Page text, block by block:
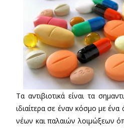
Τα αντιβιοτικά είναι τα
ιδιαίτερα σε έναν κόσμο με
νέων και παλαιών λοιμώξεων